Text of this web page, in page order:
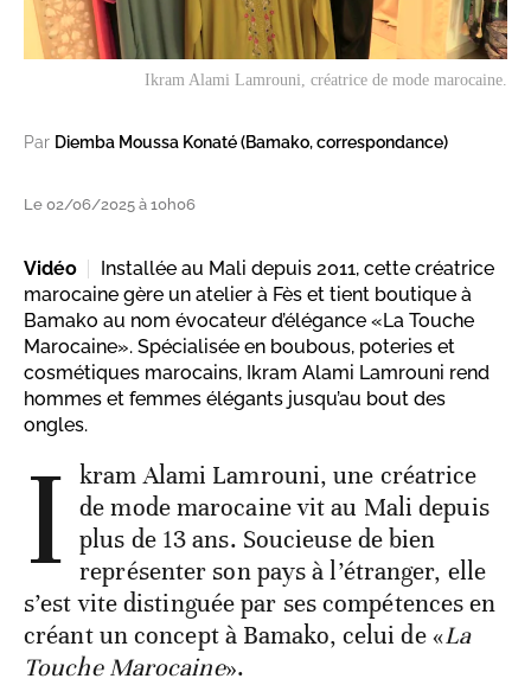
Ikram Alami Lamrouni, créatrice de mode marocaine.
Par Diemba Moussa Konaté (Bamako, correspondance)
Le 02/06/2025 à 10h06
Vidéo
Installée au Mali depuis 2011, cette créatrice
marocaine gère un atelier à Fès et tient boutique à
Bamako au nom évocateur d’élégance «La Touche
Marocaine». Spécialisée en boubous, poteries et
cosmétiques marocains, Ikram Alami Lamrouni rend
hommes et femmes élégants jusqu’au bout des
ongles.
I kram Alami Lamrouni, une créatrice
de mode marocaine vit au Mali depuis
plus de 13 ans. Soucieuse de bien
représenter son pays à l’étranger, elle
s’est vite distinguée par ses compétences en
créant un concept à Bamako, celui de «La
Touche Marocaine».